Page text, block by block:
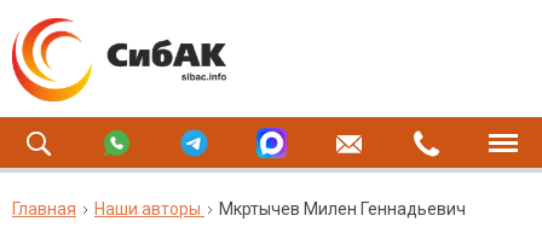
Главная Наши авторы Мкртычев Милен Геннадьевич